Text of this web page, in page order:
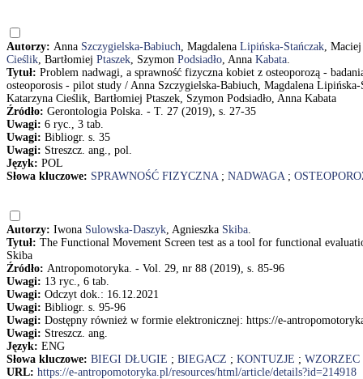
Autorzy: Anna Szczygielska-Babiuch, Magdalena Lipińska-Stańczak,
Cieślik, Bartłomiej Ptaszek, Szymon Podsiadło, Anna Kabata.
Tytuł: Problem nadwagi, a sprawność fizyczna kobiet z osteoporozą -
osteoporosis - pilot study / Anna Szczygielska-Babiuch, Magdalena
Katarzyna Cieślik, Bartłomiej Ptaszek, Szymon Podsiadło, Anna Kabata
Źródło: Gerontologia Polska. - T. 27 (2019), s. 27-35
Uwagi: 6 ryc., 3 tab.
Uwagi: Bibliogr. s. 35
Uwagi: Streszcz. ang., pol.
Język: POL
Słowa kluczowe: SPRAWNOŚĆ FIZYCZNA; NADWAGA;
Autorzy: Iwona Sulowska-Daszyk, Agnieszka Skiba.
Tytuł: The Functional Movement Screen test as a tool for functional
Skiba
Źródło: Antropomotoryka. - Vol. 29, nr 88 (2019), s. 85-96
Uwagi: 13 ryc., 6 tab.
Uwagi: Odczyt dok.: 16.12.2021
Uwagi: Bibliogr. s. 95-96
Uwagi: Dostępny również w formie elektronicznej: https://e-
Uwagi: Streszcz. ang.
Język: ENG
Słowa kluczowe: BIEGI DŁUGIE ; BIEGACZ ; KONTUZJE ; WZORZEC
URL: https://e-antropomotoryka.pl/resources/html/article/details?id=214918